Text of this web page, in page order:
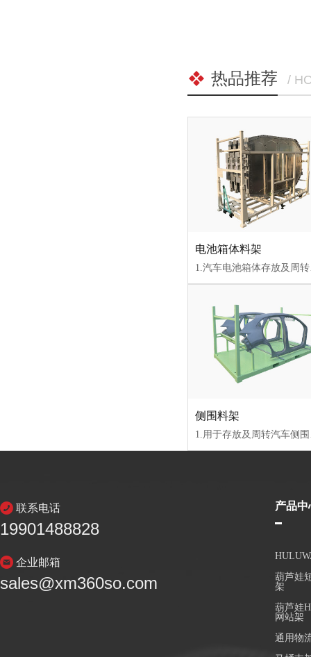
热品推荐 /
电池箱体料架
侧围料架
1.用于存放及周转汽车侧围板，自动化流
联系电话
19901488828
企业邮箱
sales@xm360so.com
产品中
葫芦娃
架
葫芦娃
网站架
通用物